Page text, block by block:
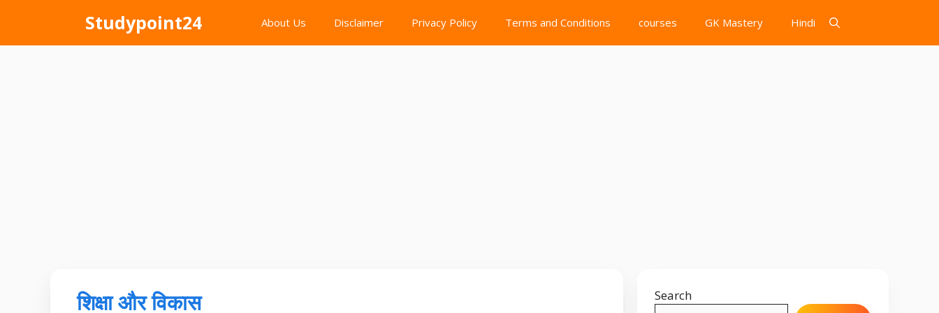
content
Studypoint24 About Us Disclaimer Privacy Policy Terms and Conditions courses GK Mastery Hindi
शिक्षा और विकास Search